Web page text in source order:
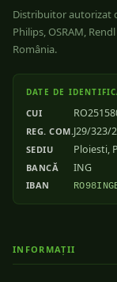
Distribuitor autorizat
Philips, OSRAM,
România.
DATE DE
CUI
REG. COM.J29/323/
SEDIU Ploiesti,
BANCĂ ING
IBAN
INFORMAȚII